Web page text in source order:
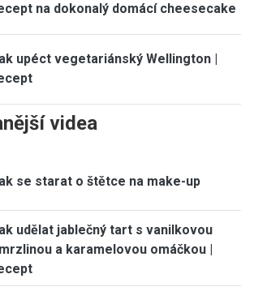
na dokonalý domácí cheesecake
upéct vegetariánský Wellington |
videa
se starat o štětce na make-up
udělat jablečný tart s vanilkovou
a karamelovou omáčkou |